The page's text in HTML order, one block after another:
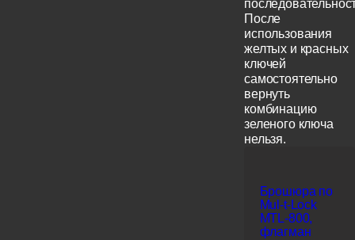
После
использования
желтых и красных
ключей
самостоятельно
вернуть
комбинацию
зеленого ключа
нельзя.
Брошюра по
Mul-t-Lock
MTL-800,
флагман